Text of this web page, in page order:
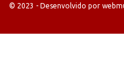
© 2023 - Desenvolvido por